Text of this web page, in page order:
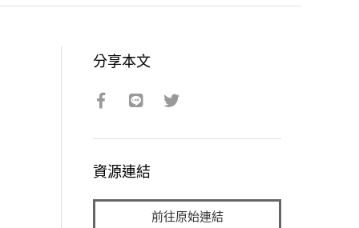
分享本文
資源連結
前往原始連結